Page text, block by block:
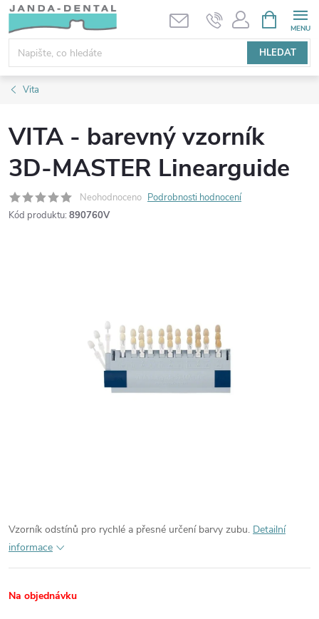
Přejít
obsah
HLEDAT
NÁKUPNÍ
KOŠÍK
Vita
VITA - barevný vzorník
3D-MASTER Linearguide
Neohodnoceno Podrobnosti hodnocení
Kód produktu: 890760V
Vzorník odstínů pro rychlé a přesné určení barvy zubu. Detailní
informace
Na objednávku